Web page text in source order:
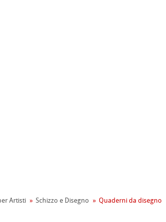
Green Rooster
Artisti Schizzo e Disegno Quaderni da disegno